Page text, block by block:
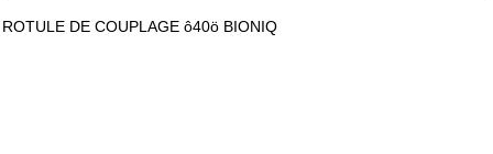
ROTULE DE COUPLAGE ô40ö BIONIQ